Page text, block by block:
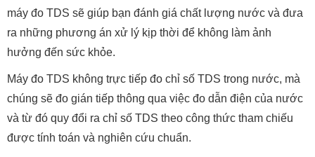
máy đo TDS sẽ giúp bạn đánh giá chất lượng nước và đưa
ra những phương án xử lý kịp thời để không làm ảnh
hưởng đến sức khỏe.
Máy đo TDS không trực tiếp đo chỉ số TDS trong nước, mà
chúng sẽ đo gián tiếp thông qua việc đo dẫn điện của nước
và từ đó quy đổi ra chỉ số TDS theo công thức tham chiếu
được tính toán và nghiên cứu chuẩn.